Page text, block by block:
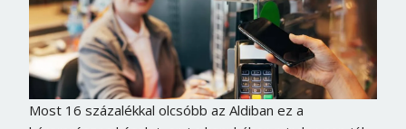
Most 16 százalékkal olcsóbb az Aldiban ez a